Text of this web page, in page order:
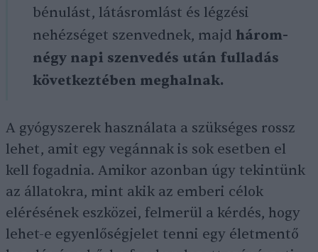
bénulást, látásromlást és légzési
nehézséget szenvednek, majd három-
négy napi szenvedés után fulladás
következtében meghalnak.
A gyógyszerek használata a szükséges rossz
lehet, amit egy vegánnak is sok esetben el
kell fogadnia. Amikor azonban úgy tekintünk
az állatokra, mint akik az emberi célok
elérésének eszközei, felmerül a kérdés, hogy
lehet-e egyenlőségjelet tenni egy életmentő